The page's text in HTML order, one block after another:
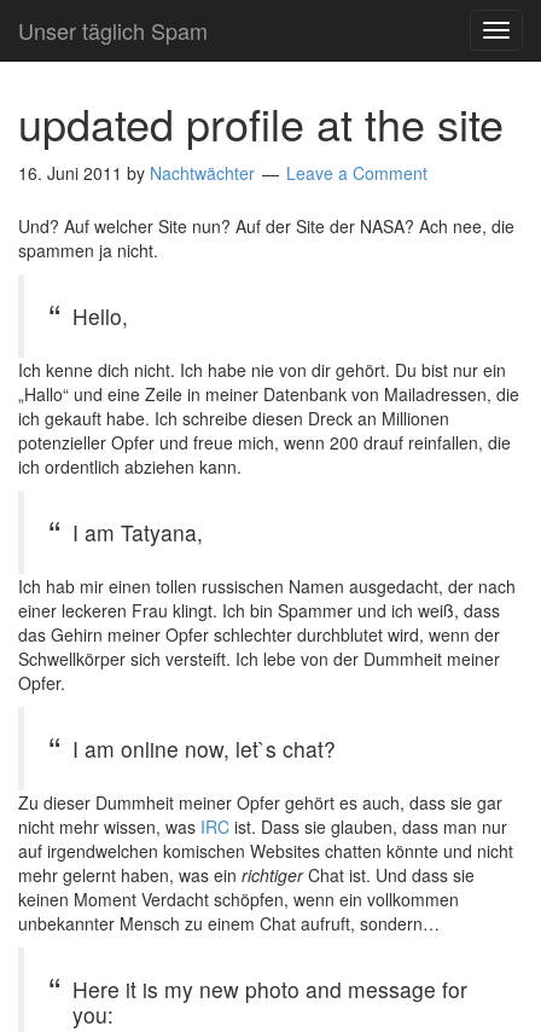
Unser täglich Spam
updated profile at the site
16. Juni 2011 by Nachtwächter Leave a Comment
Und? Auf welcher Site nun? Auf der Site der NASA? Ach nee, die
spammen ja nicht.
Hello,
Ich kenne dich nicht. Ich habe nie von dir gehört. Du bist nur ein
„Hallo“ und eine Zeile in meiner Datenbank von Mailadressen, die
ich gekauft habe. Ich schreibe diesen Dreck an Millionen
potenzieller Opfer und freue mich, wenn 200 drauf reinfallen, die
ich ordentlich abziehen kann.
I am Tatyana,
Ich hab mir einen tollen russischen Namen ausgedacht, der nach
einer leckeren Frau klingt. Ich bin Spammer und ich weiß, dass
das Gehirn meiner Opfer schlechter durchblutet wird, wenn der
Schwellkörper sich versteift. Ich lebe von der Dummheit meiner
Opfer.
I am online now, let`s chat?
Zu dieser Dummheit meiner Opfer gehört es auch, dass sie gar
nicht mehr wissen, was IRC ist. Dass sie glauben, dass man nur
auf irgendwelchen komischen Websites chatten könnte und nicht
mehr gelernt haben, was ein richtigerChat ist. Und dass sie
keinen Moment Verdacht schöpfen, wenn ein vollkommen
unbekannter Mensch zu einem Chat aufruft, sondern…
Here it is my new photo and message for
you: